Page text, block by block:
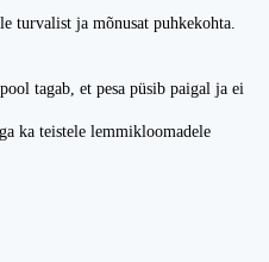
turvalist ja mõnusat puhkekohta.
tagab, et pesa püsib paigal ja ei
ka teistele lemmikloomadele